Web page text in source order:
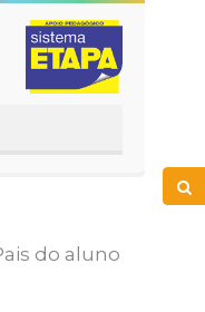
do aluno